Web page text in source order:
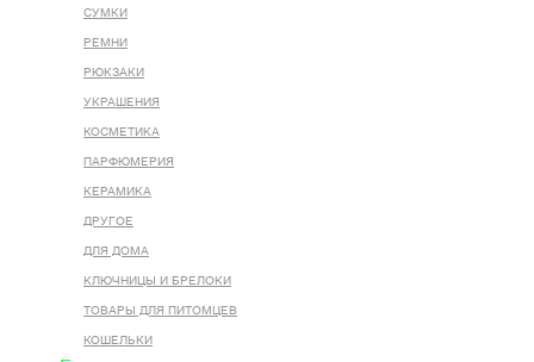
СУМКИ
РЕМНИ
РЮКЗАКИ
УКРАШЕНИЯ
КОСМЕТИКА
ПАРФЮМЕРИЯ
КЕРАМИКА
ДРУГОЕ
ДЛЯ ДОМА
КЛЮЧНИЦЫ И БРЕЛОКИ
ТОВАРЫ ДЛЯ ПИТОМЦЕВ
КОШЕЛЬКИ